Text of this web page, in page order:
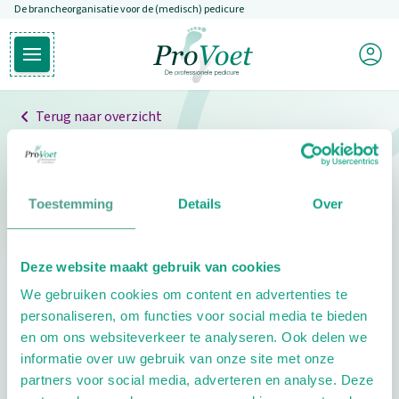
Toestemming Details Over
Deze website maakt gebruik van cookies
We gebruiken cookies om content en advertenties te
personaliseren, om functies voor social media te bieden
en om ons websiteverkeer te analyseren. Ook delen we
informatie over uw gebruik van onze site met onze
partners voor social media, adverteren en analyse. Deze
Overslaan en naar de inhoud gaan
De brancheorganisatie voor de (medisch) pedicure
Open hoofdmenu
Ga naar de homepagina
Mijn
Terug naar overzicht
Professionals
Pedicure niet gevonden
pedicure.